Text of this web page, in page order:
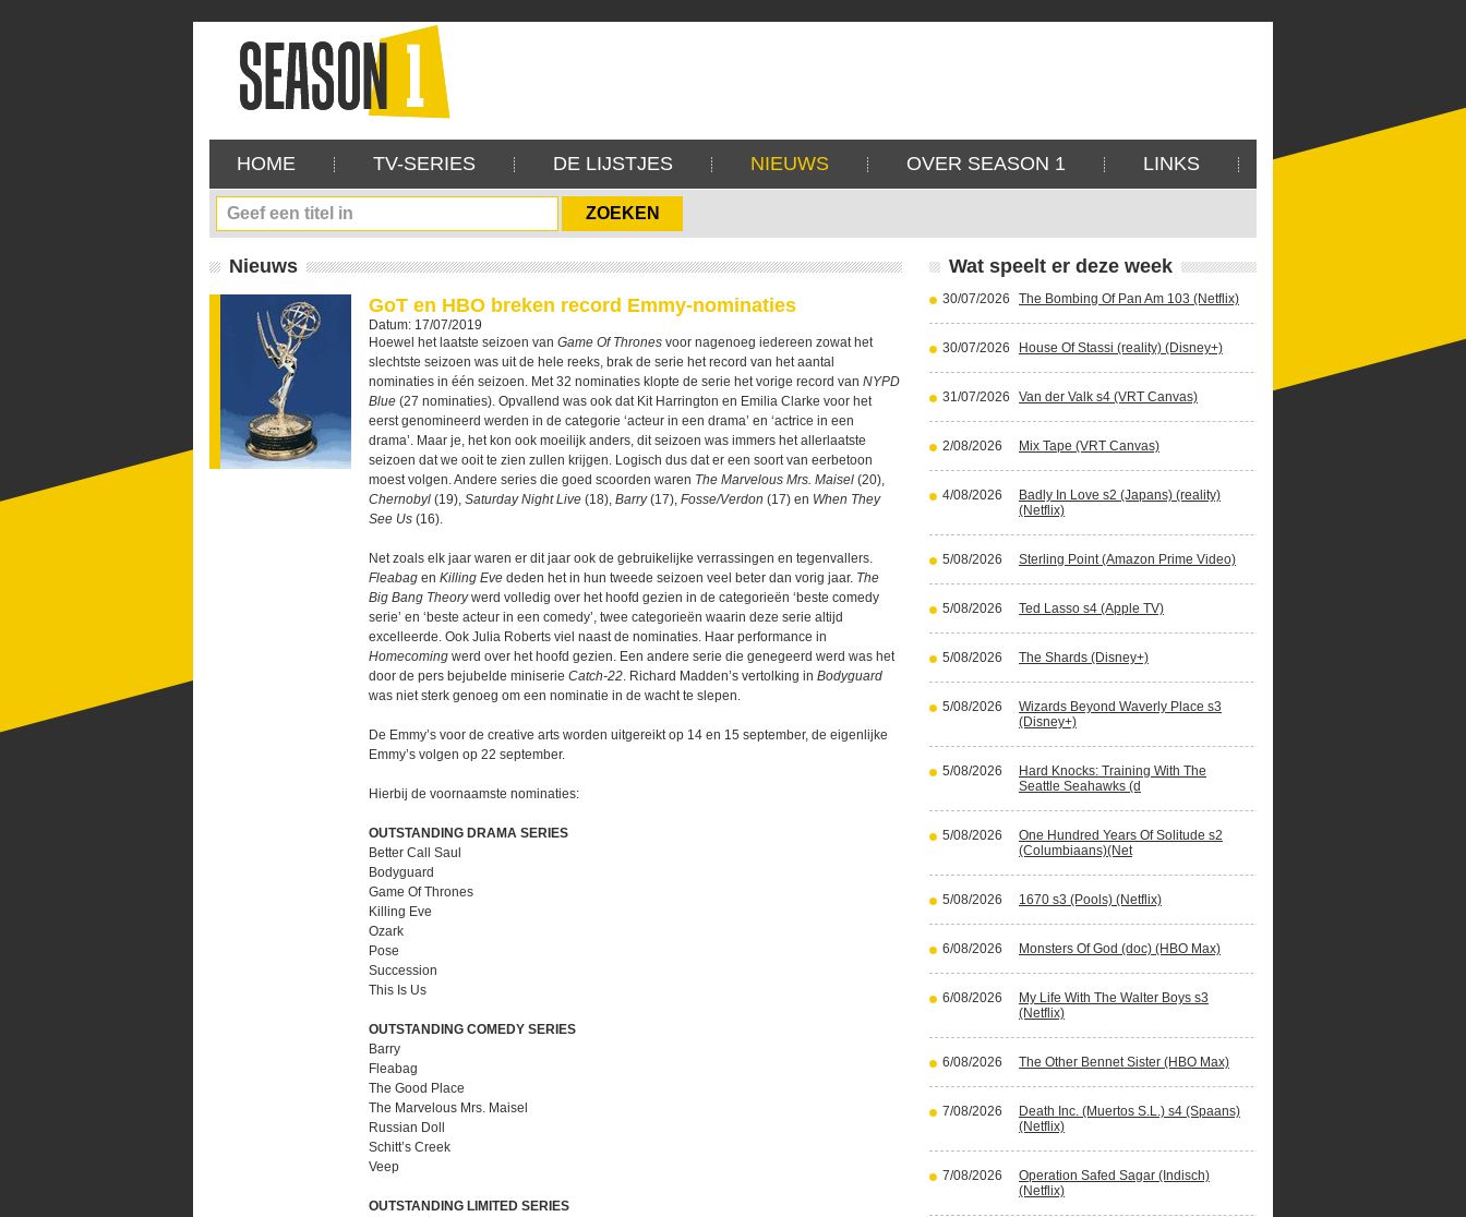
HOME TV-SERIES DE LIJSTJES NIEUWS OVER SEASON 1 LINKS
Nieuws
GoT en HBO breken record Emmy-nominaties
Datum: 17/07/2019
Hoewel het laatste seizoen van Game Of Thrones voor nagenoeg iedereen zowat het
slechtste seizoen was uit de hele reeks, brak de serie het record van het aantal
nominaties in één seizoen. Met 32 nominaties klopte de serie het vorige record van NYPD
Blue (27 nominaties). Opvallend was ook dat Kit Harrington en Emilia Clarke voor het
eerst genomineerd werden in de categorie ‘acteur in een drama’ en ‘actrice in een
drama’. Maar je, het kon ook moeilijk anders, dit seizoen was immers het allerlaatste
seizoen dat we ooit te zien zullen krijgen. Logisch dus dat er een soort van eerbetoon
moest volgen. Andere series die goed scoorden waren The Marvelous Mrs. Maisel (20),
Chernobyl (19), Saturday Night Live (18), Barry(17), Fosse/Verdon (17) en When They
See Us (16).
Net zoals elk jaar waren er dit jaar ook de gebruikelijke verrassingen en tegenvallers.
Fleabag en Killing Eve deden het in hun tweede seizoen veel beter dan vorig jaar. The
Big Bang Theorywerd volledig over het hoofd gezien in de categorieën ‘beste comedy
serie’ en ‘beste acteur in een comedy’, twee categorieën waarin deze serie altijd
excelleerde. Ook Julia Roberts viel naast de nominaties. Haar performance in
Homecoming werd over het hoofd gezien. Een andere serie die genegeerd werd was het
door de pers bejubelde miniserie Catch-22. Richard Madden’s vertolking in Bodyguard
was niet sterk genoeg om een nominatie in de wacht te slepen.
De Emmy’s voor de creative arts worden uitgereikt op 14 en 15 september, de eigenlijke
Emmy’s volgen op 22 september.
Hierbij de voornaamste nominaties:
OUTSTANDING DRAMA SERIES
Better Call Saul
Bodyguard
Game Of Thrones
Killing Eve
Ozark
Pose
Succession
This Is Us
OUTSTANDING COMEDY SERIES
Barry
Fleabag
The Good Place
The Marvelous Mrs. Maisel
Russian Doll
Schitt’s Creek
Veep
OUTSTANDING LIMITED SERIES
Wat speelt er deze week
30/07/2026 The Bombing Of Pan Am 103 (Netflix)
30/07/2026 House Of Stassi (reality) (Disney+)
31/07/2026 Van der Valk s4 (VRT Canvas)
2/08/2026 Mix Tape (VRT Canvas)
4/08/2026
Badly In Love s2 (Japans) (reality)
(Netflix)
5/08/2026 Sterling Point (Amazon Prime Video)
5/08/2026 Ted Lasso s4 (Apple TV)
5/08/2026 The Shards (Disney+)
5/08/2026
Wizards Beyond Waverly Place s3
(Disney+)
5/08/2026
Hard Knocks: Training With The
Seattle Seahawks (d
5/08/2026
One Hundred Years Of Solitude s2
(Columbiaans)(Net
5/08/2026 1670 s3 (Pools) (Netflix)
6/08/2026 Monsters Of God (doc) (HBO Max)
6/08/2026
My Life With The Walter Boys s3
(Netflix)
6/08/2026 The Other Bennet Sister (HBO Max)
7/08/2026
Death Inc. (Muertos S.L.) s4 (Spaans)
(Netflix)
7/08/2026
Operation Safed Sagar (Indisch)
(Netflix)